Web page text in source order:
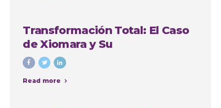
Transformación Total: El Caso
de Xiomara y Su
Lipoabdominoplastia en
Colombia Plastic Esthetic
International
Read more